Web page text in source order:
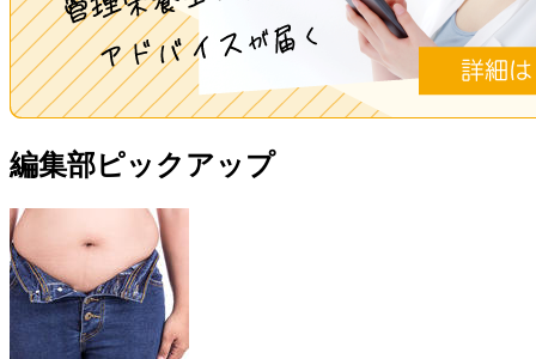
編集部ピックアップ